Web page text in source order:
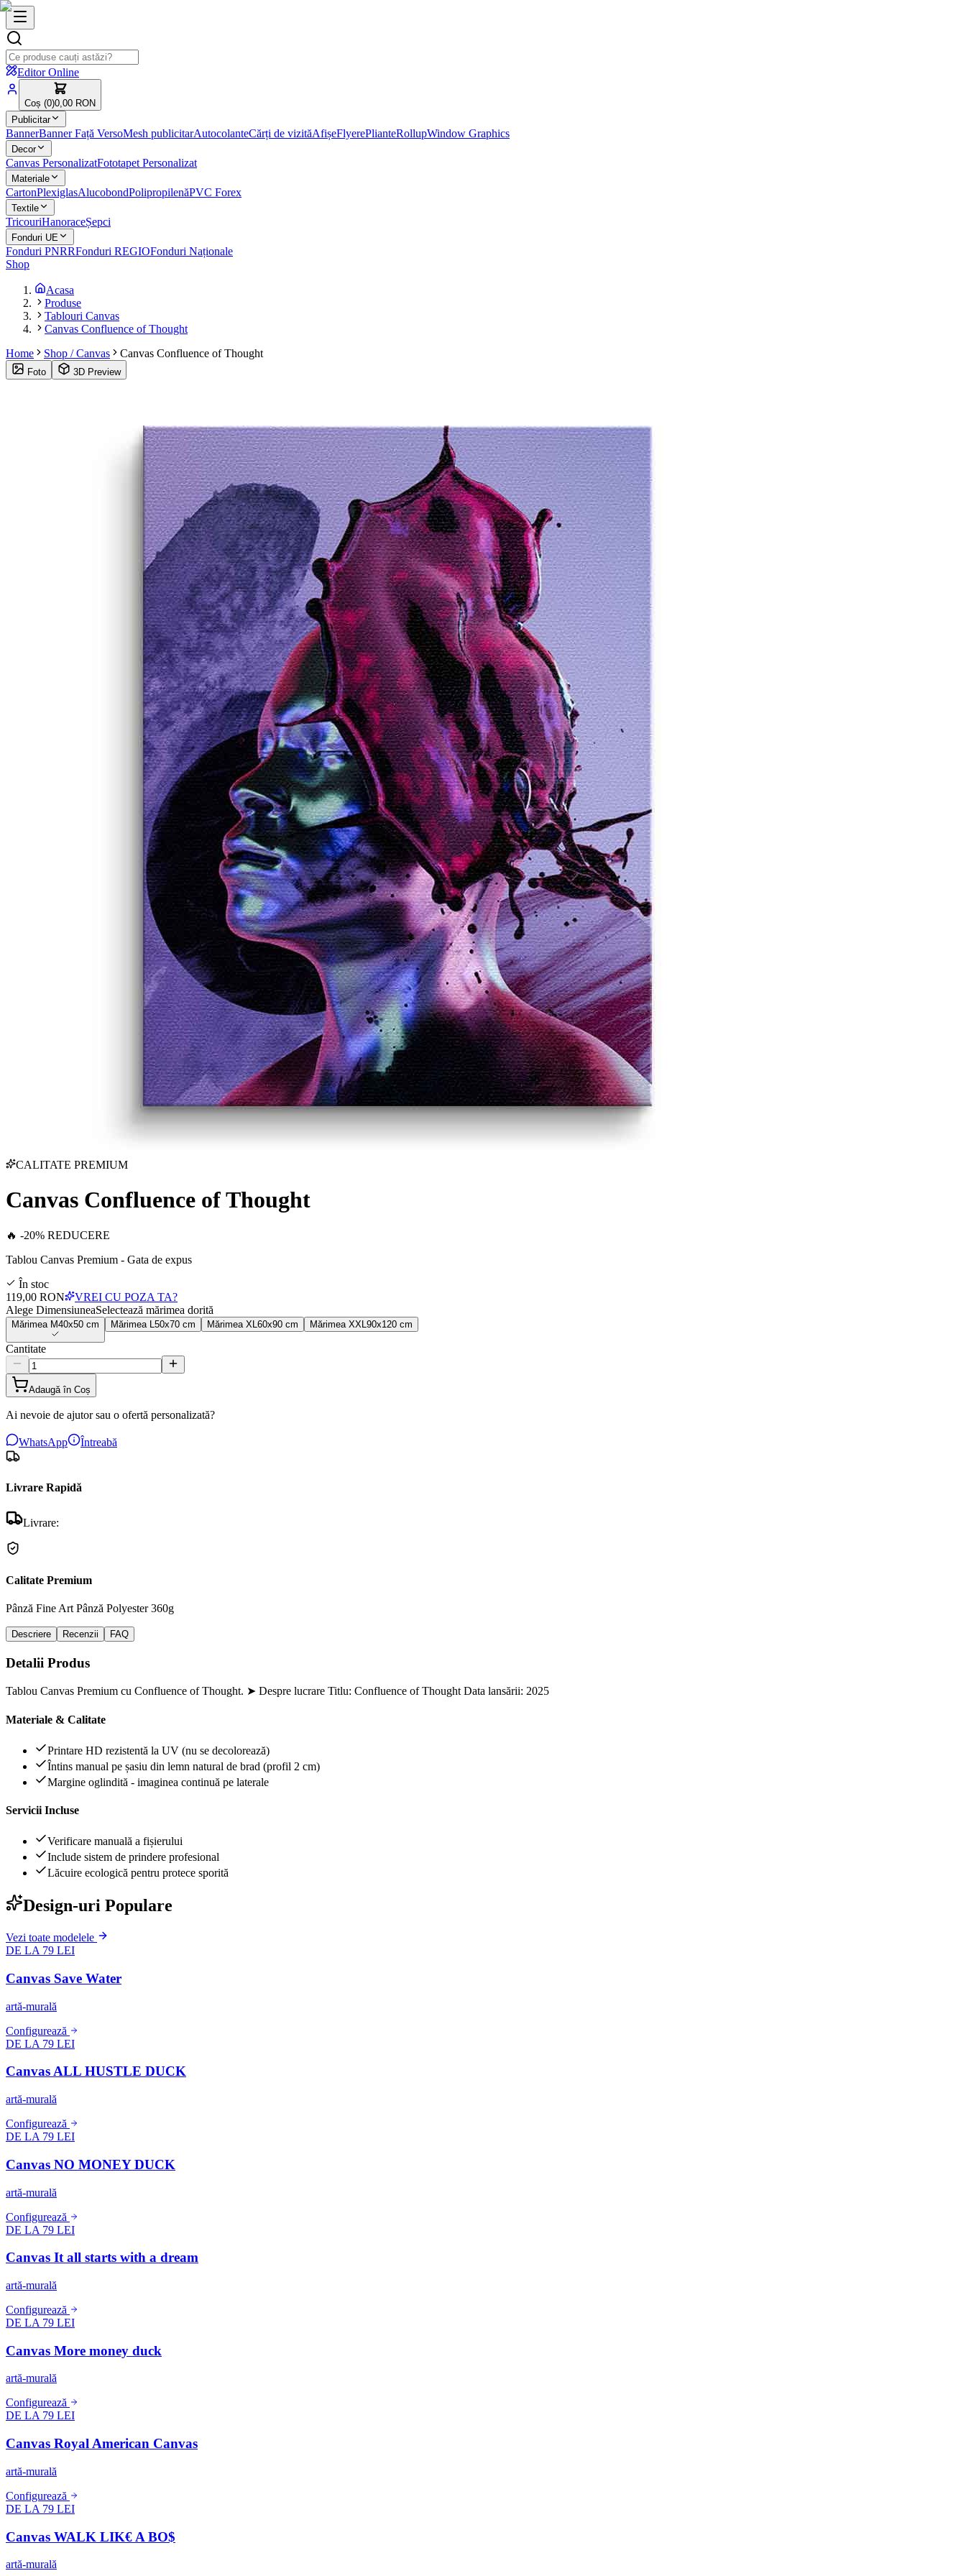
Editor Online
Coș (0)0,00 RON
Publicitar
BannerBanner Față VersoMesh publicitarAutocolanteCărți de vizităAfișeFlyerePlianteRollupWindow Graphics
Decor
Canvas PersonalizatFototapet Personalizat
Materiale
CartonPlexiglasAlucobondPolipropilenăPVC Forex
Textile
TricouriHanoraceȘepci
Fonduri UE
Fonduri PNRRFonduri REGIOFonduri Naționale
Shop
Acasa
Produse
Tablouri Canvas
Canvas Confluence of Thought
Home
Shop / Canvas Canvas Confluence of Thought
Foto 3D Preview
CALITATE PREMIUM
Canvas Confluence of Thought
🔥 -20% REDUCERE
Tablou Canvas Premium - Gata de expus
În stoc
119,00 RON
VREI CU POZA TA?
Alege DimensiuneaSelectează mărimea dorită
Mărimea M40x50 cm Mărimea 50x70 cm Mărimea XL 60x90 cm Mărimea XXL 90x120 cm
Cantitate
Adaugă în Coș
Ai nevoie de ajutor sau o ofertă personalizată?
WhatsApp Întreabă
Livrare Rapidă
Livrare:
Calitate Premium
Pânză Fine Art Pânză Polyester 360g
Descriere Recenzii FAQ
Detalii Produs
Tablou Canvas Premium cu Confluence of Thought. ➤ Despre lucrare Titlu: Confluence of Thought Data lansării: 2025
Materiale & Calitate
Printare HD rezistentă la UV (nu se decolorează)
Întins manual pe șasiu din lemn natural de brad (profil 2 cm)
Margine oglindită - imaginea continuă pe laterale
Servicii Incluse
Verificare manuală a fișierului
Include sistem de prindere profesional
Lăcuire ecologică pentru protece sporită
Design-uri Populare
Vezi toate modelele
DE LA 79 LEI
Canvas Save Water
artă-murală
Configurează
DE LA 79 LEI
Canvas ALL HUSTLE DUCK
artă-murală
Configurează
DE LA 79 LEI
Canvas NO MONEY DUCK
artă-murală
Configurează
DE LA 79 LEI
Canvas It all starts with a dream
artă-murală
Configurează
DE LA 79 LEI
Canvas More money duck
artă-murală
Configurează
DE LA 79 LEI
Canvas Royal American Canvas
artă-murală
Configurează
DE LA 79 LEI
Canvas WALK LIK€ A BO$
artă-murală